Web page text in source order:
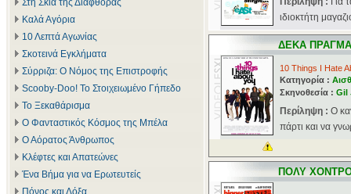
Στη Σκιά της Διαφθοράς
Καλά Αγόρια
10 Λεπτά Αγωνίας
Σκοτεινά Εγκλήματα
Σύρριζα: Ο Νόμος της Επιστροφής
Scooby-Doo! Το Στοιχειωμένο Γήπεδο
Το Ξεκαθάρισμα
Ο Φανταστικός Κόσμος της Μπέλα
Ο Αόρατος Άνθρωπος
Κλέφτες και Απατεώνες
Ένα Βήμα για να Ερωτευτείς
Πόνος και Δόξα
ιδιοκτήτη
ΔΕΚΑ
10 Things I Hate
Κατηγορία :
Σκηνοθεσία : Gil
Περίληψη : Ο
πάρτι και να
ΠΟΛΥ